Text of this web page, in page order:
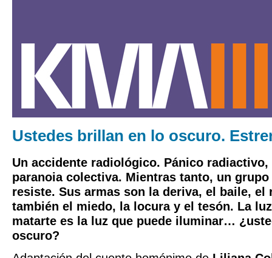
Ustedes brillan en lo oscuro.
Un accidente radiológico. Pánico
paranoia colectiva. Mientras tanto, un
resiste. Sus armas son la deriva, el baile, el
también el miedo, la locura y el tesón. La
matarte es la luz que puede iluminar…
oscuro?